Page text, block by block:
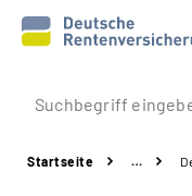
Prävention
Startseite …